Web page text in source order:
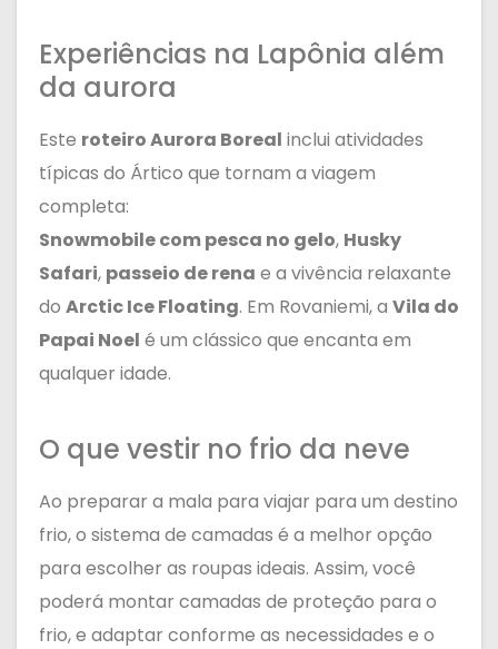
Experiências na Lapônia além
da aurora
Este roteiro Aurora Boreal inclui atividades
típicas do Ártico que tornam a viagem
completa:
Snowmobile com pesca no gelo, Husky
Safari, passeio de rena e a vivência relaxante
do Arctic Ice Floating. Em Rovaniemi, a Vila do
Papai Noel é um clássico que encanta em
qualquer idade.
O que vestir no frio da neve
Ao preparar a mala para viajar para um destino
frio, o sistema de camadas é a melhor opção
para escolher as roupas ideais. Assim, você
poderá montar camadas de proteção para o
frio, e adaptar conforme as necessidades e o